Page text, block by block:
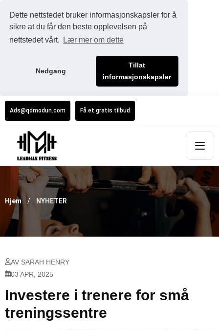
Dette nettstedet bruker informasjonskapsler for å
sikre at du får den beste opplevelsen på
nettstedet vårt.
Lær mer om dette
Nedgang
Tillat
informasjonskapsler
Ads@qdmodun.com Få et gratis tilbud
Hjem NYHETER
AV SARAH HENRY
03 APR, 2025
Investere i trenere for små
treningssentre